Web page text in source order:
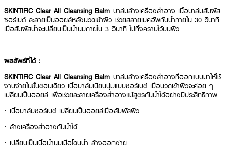
SKINTIFIC Clear All Cleansing Balm บาล์มล้างเครื่องสำอาง เนื้อบาล์มสัมผัส
ซอร์เบต์ ละลายเป็นออยล์หลังนวดเข้าผิว ช่วยสลายเมคอัพกันน้ำภายใน 30 วินาที
เมื่อสัมผัสน้ำจะเปลี่ยนเป็นน้ำนมภายใน 3 วินาที ไม่ทิ้งคราบไว้บนผิว
ผลลัพธ์ที่ได้ :
SKINTIFIC Clear All Cleansing Balm บาล์มล้างเครื่องสำอางที่ออกแบบมาให้ใช้
งานง่ายในขั้นตอนเดียว เนื้อบาล์มเนียนนุ่มแบบซอร์เบต์ เมื่อนวดเข้าผิวจะค่อย ๆ
เปลี่ยนเป็นออยล์ เพื่อช่วยละลายเครื่องสำอางแม้สูตรกันน้ำได้อย่างมีประสิทธิภาพ
· เนื้อบาล์มซอร์เบต์ เปลี่ยนเป็นออยล์เมื่อสัมผัสผิว
· ล้างเครื่องสำอางกันน้ำได้
· เปลี่ยนเป็นเนื้อน้ำนมเมื่อโดนน้ำ ล้างออกง่าย